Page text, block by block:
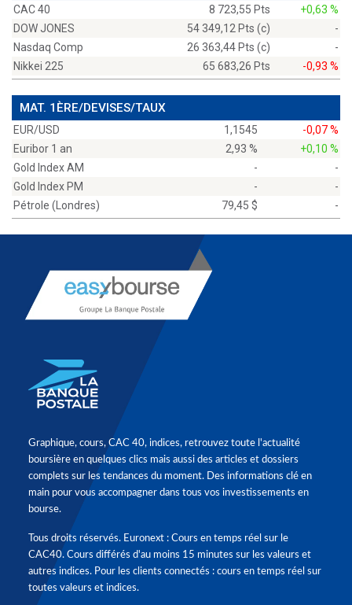
CAC 40 8 723,55 Pts
+0,63 %
DOW JONES
54 349,12 Pts (c)
-
Nasdaq Comp
26 363,44 Pts (c)
-
Nikkei 225
65 683,26 Pts -0,93 %
MAT. 1ÈRE/DEVISES/TAUX
EUR/USD 1,1545
-0,07 %
Euribor 1 an
2,93 %
+0,10 %
Gold Index AM
-
-
Gold Index PM
-
-
Pétrole (Londres)
79,45 $ -
Graphique, cours, CAC 40, indices, retrouvez toute l'actualité
boursière en quelques clics mais aussi des articles et dossiers
complets sur les tendances du moment. Des informations clé en
main pour vous accompagner dans tous vos investissements en
bourse.
Tous droits réservés. Euronext : Cours en temps réel sur le
CAC40. Cours différés d'au moins 15 minutes sur les valeurs et
autres indices. Pour les clients connectés : cours en temps réel sur
toutes valeurs et indices.